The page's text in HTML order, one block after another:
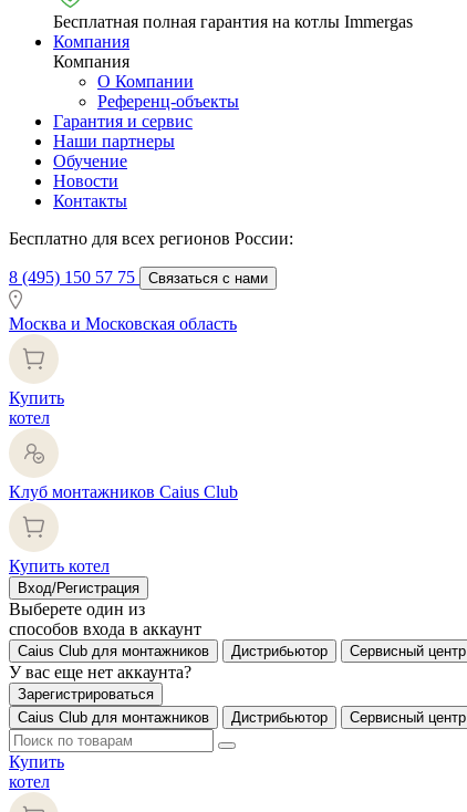
Бесплатная полная гарантия на котлы Immergas
Компания
Компания
О Компании
Референц-объекты
Гарантия и сервис
Наши партнеры
Обучение
Новости
Контакты
Бесплатно для всех регионов России:
8 (495) 150 57 75 Связаться с нами
Москва и Московская область
Купить
котел
Клуб монтажников Caius Club
Купить котел
Вход/Регистрация
Выберете один из
способов входа в аккаунт
Caius Club для монтажников Дистрибьютор Сервисный центр
У вас еще нет аккаунта?
Зарегистрироваться
Caius Club для монтажников
Дистрибьютор Сервисный центр
Купить
котел